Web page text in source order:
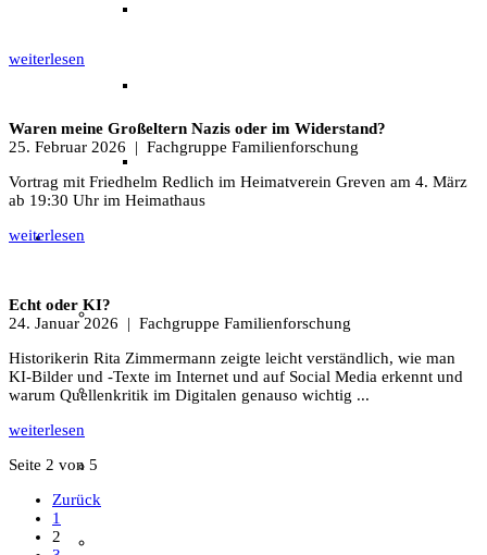
Flora & Fauna
Angebote & Aktionen
Veranstaltungen & Ausflüge
Bibliothek
EFI-Filmabende
weiterlesen
Waren meine Großeltern Nazis oder im Widerstand?
25. Februar 2026 | Fachgruppe Familienforschung
Vortrag mit Friedhelm Redlich im Heimatverein Greven am 4. März
ab 19:30 Uhr im Heimathaus
weiterlesen
Echt oder KI?
24. Januar 2026 | Fachgruppe Familienforschung
Historikerin Rita Zimmermann zeigte leicht verständlich, wie man
KI-Bilder und -Texte im Internet und auf Social Media erkennt und
warum Quellenkritik im Digitalen genauso wichtig ...
weiterlesen
Seite 2 von 5
Zurück
1
2